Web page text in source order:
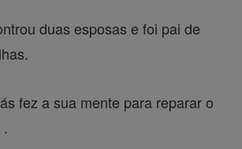
duas esposas e foi pai de
fez a sua mente para reparar o
.